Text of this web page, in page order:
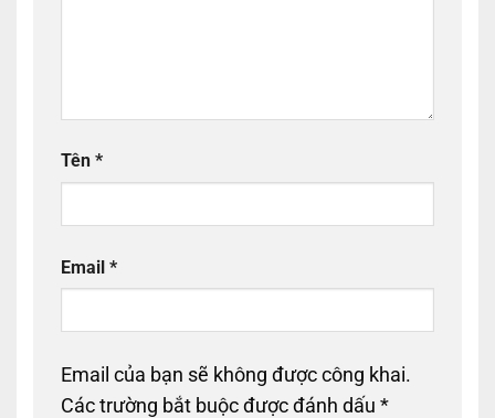
Tên *
Email *
Email của bạn sẽ không được công khai.
Các trường bắt buộc được đánh dấu *